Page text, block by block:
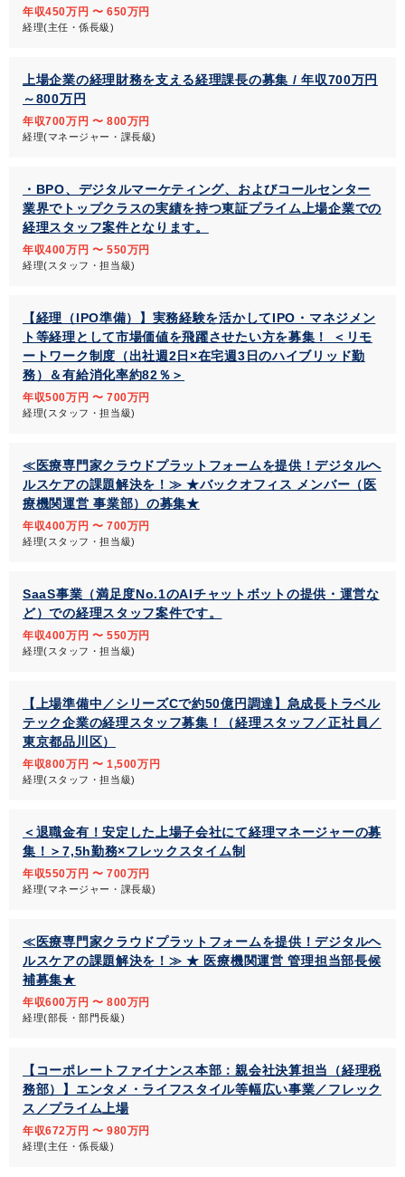
年収450万円 〜 650万円
経理(主任・係長級)
上場企業の経理財務を支える経理課長の募集 / 年収700万円
～800万円
年収700万円 〜 800万円
経理(マネージャー・課長級)
・BPO、デジタルマーケティング、およびコールセンター
業界でトップクラスの実績を持つ東証プライム上場企業での
経理スタッフ案件となります。
年収400万円 〜 550万円
経理(スタッフ・担当級)
【経理（IPO準備）】実務経験を活かしてIPO・マネジメン
ト等経理として市場価値を飛躍させたい方を募集！ ＜リモ
ートワーク制度（出社週2日×在宅週3日のハイブリッド勤
務）＆有給消化率約82％＞
年収500万円 〜 700万円
経理(スタッフ・担当級)
≪医療専門家クラウドプラットフォームを提供！デジタルヘ
ルスケアの課題解決を！≫ ★バックオフィス メンバー（医
療機関運営 事業部）の募集★
年収400万円 〜 700万円
経理(スタッフ・担当級)
SaaS事業（満足度No.1のAIチャットボットの提供・運営な
ど）での経理スタッフ案件です。
年収400万円 〜 550万円
経理(スタッフ・担当級)
【上場準備中／シリーズCで約50億円調達】急成長トラベル
テック企業の経理スタッフ募集！（経理スタッフ／正社員／
東京都品川区）
年収800万円 〜 1,500万円
経理(スタッフ・担当級)
＜退職金有！安定した上場子会社にて経理マネージャーの募
集！＞7,5h勤務×フレックスタイム制
年収550万円 〜 700万円
経理(マネージャー・課長級)
≪医療専門家クラウドプラットフォームを提供！デジタルヘ
ルスケアの課題解決を！≫ ★ 医療機関運営 管理担当部長候
補募集★
年収600万円 〜 800万円
経理(部長・部門長級)
【コーポレートファイナンス本部：親会社決算担当（経理税
務部）】エンタメ・ライフスタイル等幅広い事業／フレック
ス／プライム上場
年収672万円 〜 980万円
経理(主任・係長級)